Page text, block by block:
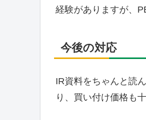
経験がありますが、
今後の対応
IR資料をちゃんと読
り、買い付け価格も